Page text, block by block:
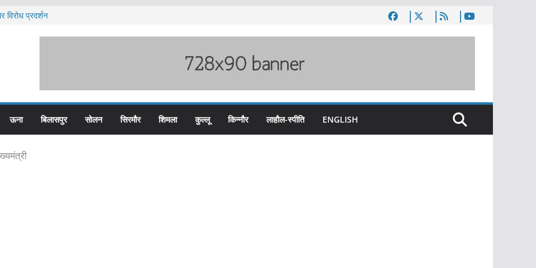
विरोध प्रदर्शन
बारिश का अलर्ट ज़ारी
ऊना बिलासपुर सोलन सिरमौर शिमला कुल्लू किन्नौर लाहौल-स्पीति ENGLISH